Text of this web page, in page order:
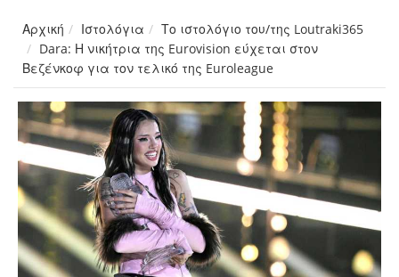
Αρχική Ιστολόγια
Το ιστολόγιο του/της Loutraki365
Dara: Η νικήτρια της Eurovision εύχεται στον
Βεζένκοφ για τον τελικό της Euroleague